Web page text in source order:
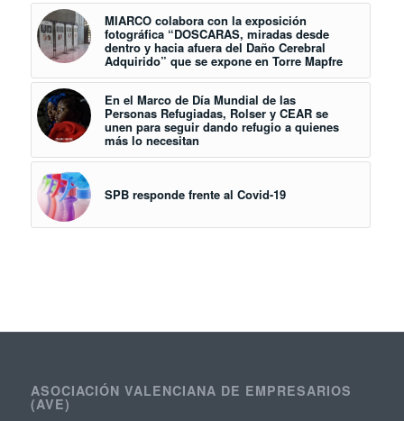
MIARCO colabora con la exposición
fotográfica “DOSCARAS, miradas desde
dentro y hacia afuera del Daño Cerebral
Adquirido” que se expone en Torre Mapfre
En el Marco de Día Mundial de las
Personas Refugiadas, Rolser y CEAR se
unen para seguir dando refugio a quienes
más lo necesitan
SPB responde frente al Covid-19
ASOCIACIÓN VALENCIANA DE EMPRESARIOS
(AVE)